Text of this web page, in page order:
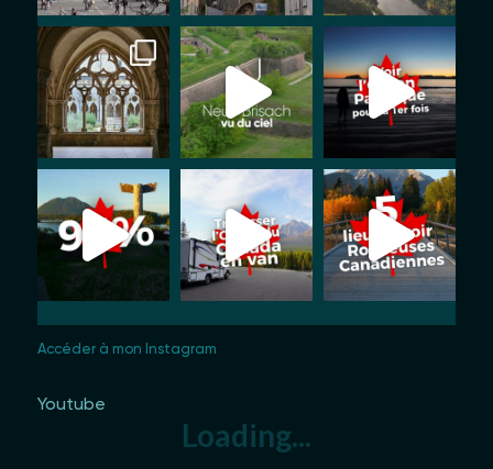
Accéder à mon Instagram
Youtube